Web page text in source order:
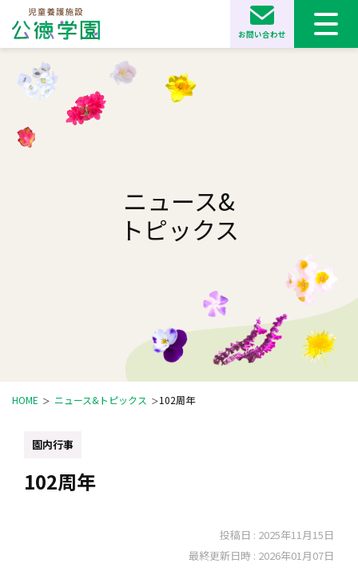
お問い合わせ
ニュース&
トピックス
HOME ニュース&トピックス 102周年
園内行事
102周年
投稿日 : 2025年11月15日
最終更新日時 : 2026年01月07日